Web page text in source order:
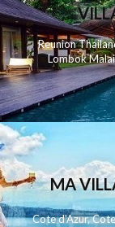
Reunion
Lombok
MA
Cote d'Azur,